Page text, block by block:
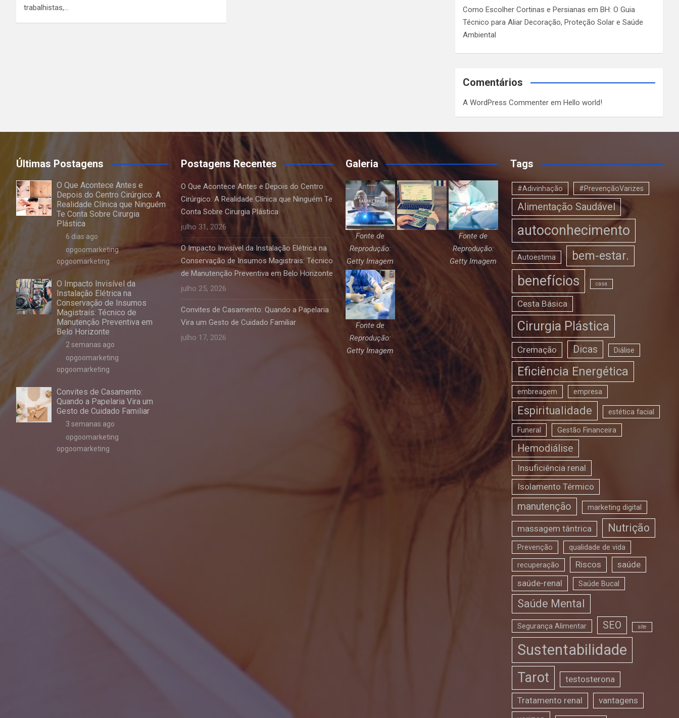
trabalhistas,…
Como Escolher Cortinas e Persianas em BH: O Guia
Técnico para Aliar Decoração, Proteção Solar e Saúde
Ambiental
Comentários
A WordPress Commenter emHello world!
Últimas Postagens
O Que Acontece Antes e
Depois do Centro Cirúrgico: A
Realidade Clínica que Ninguém
Te Conta Sobre Cirurgia
Plástica
6 dias ago
opgoomarketing
opgoomarketing
O Impacto Invisível da
Instalação Elétrica na
Conservação de Insumos
Magistrais: Técnico de
Manutenção Preventiva em
Belo Horizonte
2 semanas ago
opgoomarketing
opgoomarketing
Convites de Casamento:
Quando a Papelaria Vira um
Gesto de Cuidado Familiar
3 semanas ago
opgoomarketing
opgoomarketing
Postagens Recentes
O Que Acontece Antes e Depois do Centro
Cirúrgico: A Realidade Clínica que Ninguém Te
Conta Sobre Cirurgia Plástica
julho 31, 2026
O Impacto Invisível da Instalação Elétrica na
Conservação de Insumos Magistrais: Técnico
de Manutenção Preventiva em Belo Horizonte
julho 25, 2026
Convites de Casamento: Quando a Papelaria
Vira um Gesto de Cuidado Familiar
julho 17, 2026
Galeria
Fonte de
Reprodução:
Getty Imagem
Fonte de
Reprodução:
Getty Imagem
Fonte de
Reprodução:
Getty Imagem
Tags
#Adivinhação #PrevençãoVarizes
Alimentação Saudável
autoconhecimento
Autoestima bem-estar.
benefícios casa
Cesta Básica
Cirurgia Plástica
Cremação Dicas Diálise
Eficiência Energética
embreagem empresa
Espiritualidade estética facial
Funeral Gestão Financeira
Hemodiálise
Insuficiência renal
Isolamento Térmico
manutenção marketing digital
massagem tântrica Nutrição
Prevenção qualidade de vida
recuperação Riscos
saúde
saúde-renal
Saúde Bucal
Saúde Mental
Segurança Alimentar SEO site
Sustentabilidade
Tarot testosterona
Tratamento renal
vantagens